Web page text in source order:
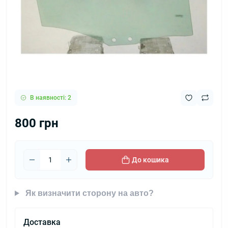
В наявності: 2
800 грн
До кошика
Як визначити сторону на авто?
Доставка